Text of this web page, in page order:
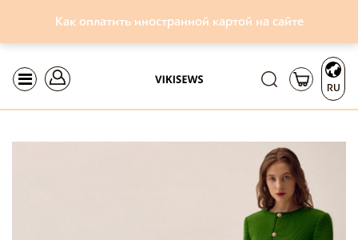
Как оплатить иностранной картой на сайте
RU